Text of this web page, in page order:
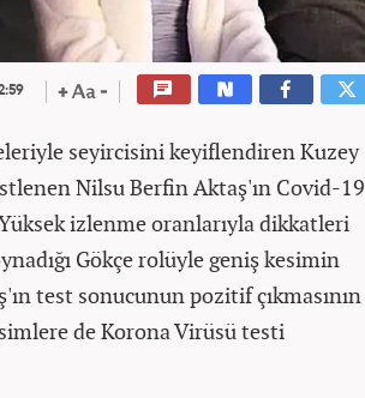
seyircisini keyiflendiren Kuzey
Nilsu Berfin Aktaş'ın Covid-19
izlenme oranlarıyla dikkatleri
Gökçe rolüyle geniş kesimin
test sonucunun pozitif çıkmasının
de Korona Virüsü testi